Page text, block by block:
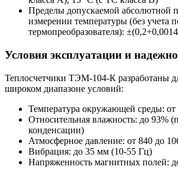
Пределы допускаемой абсолютной
измерении температуры (без учета
термопреобразователя):
Условия эксплуатации и
Теплосчетчики ТЭМ-104-К разработаны
широком диапазоне условий:
Температура окружающей среды: от
Относительная влажность: до 93%
конденсации)
Атмосферное давление: от 840 до
Вибрация: до 35 мм (10-55 Гц)
Напряженность магнитных полей: